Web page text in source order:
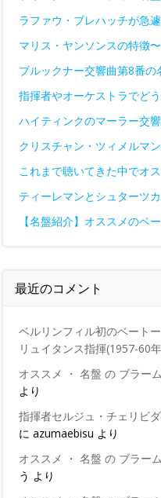
ラファウ・ブレハッチが急
マリス・ヤンソンスの特徴
ブルックナー交響曲第8番の
指揮者やオーケストラでど
ハイティンクのマーラー交
クリスチャン・ツィメルマ
これまで聴いてきた中でオ
ティーレマンとシュターツ
【名盤紹介】オススメのベ
最近のコメント
ベルリンフィル初のベート
リュイタンス指揮(1957-60
オススメ ・ 名盤 の ブラー
より
指揮者セルジュ・チェリビ
に azumaebisu より
オススメ ・ 名盤 の ブラー
う より